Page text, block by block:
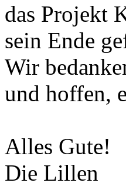
das Projekt
sein Ende
Wir
und hoffen,
Alles Gute!
Die Lillen